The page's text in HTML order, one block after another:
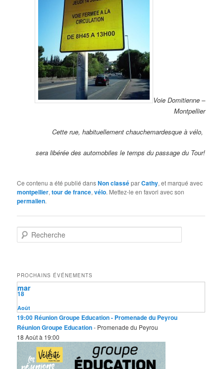
Voie Domitienne –
Montpellier
Cette rue, habituellement chauchemardesque à vélo,
sera libérée des automobiles le temps du passage du Tour!
Ce contenu a été publié dansNon classéparCathy, et marqué avec
montpellier,tour de france,vélo. Mettez-le en favori avec son
permalien.
e
r
c
h
e
PROCHAINS ÉVÉNEMENTS
Août
18
mar
19:00 Réunion Groupe Education- Promenade du Peyrou
Réunion Groupe Education- Promenade du Peyrou
18 Août à 19:00